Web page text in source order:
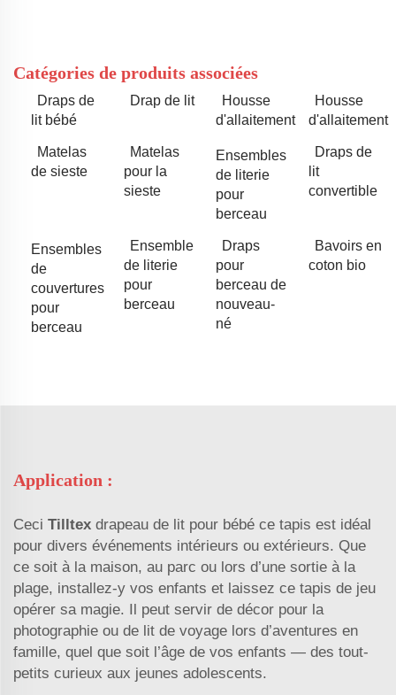
Catégories de produits associées
Draps de
lit bébé
Drap de lit
Housse
d'allaitement
Housse
d'allaitement
Matelas
de sieste
Matelas
pour la
sieste
Ensembles
de literie
pour
berceau
Draps de
lit
convertible
Ensembles
de
couvertures
pour
berceau
Ensemble
de literie
pour
berceau
Draps
pour
berceau de
nouveau-
né
Bavoirs en
coton bio
Application :
Ceci Tilltex drapeau de lit pour bébé ce tapis est idéal
pour divers événements intérieurs ou extérieurs. Que
ce soit à la maison, au parc ou lors d’une sortie à la
plage, installez-y vos enfants et laissez ce tapis de jeu
opérer sa magie. Il peut servir de décor pour la
photographie ou de lit de voyage lors d’aventures en
famille, quel que soit l’âge de vos enfants — des tout-
petits curieux aux jeunes adolescents.